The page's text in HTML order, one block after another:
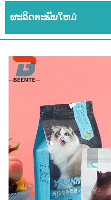
ຜະລິດຕະພັນໃຫມ່